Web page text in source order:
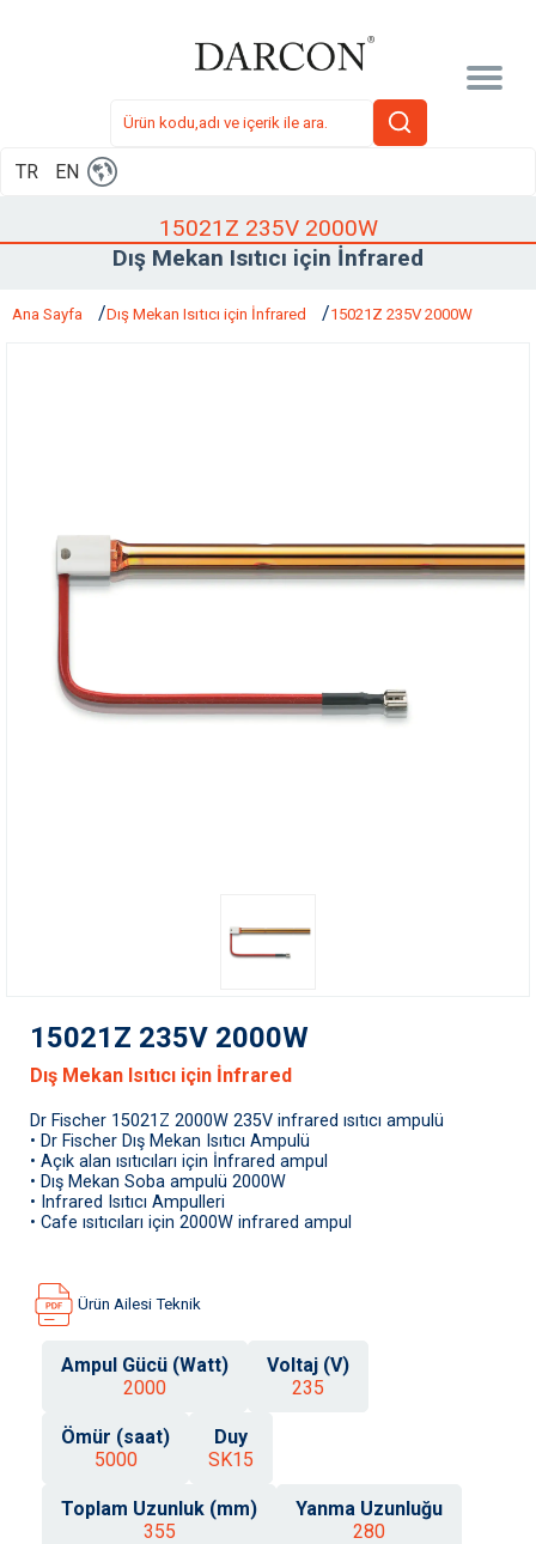
TR EN
15021Z 235V 2000W
Dış Mekan Isıtıcı için İnfrared
Ana Sayfa Dış Mekan Isıtıcı için İnfrared 15021Z 235V 2000W
15021Z 235V 2000W
Dış Mekan Isıtıcı için İnfrared
Dr Fischer 15021Z 2000W 235V infrared ısıtıcı ampulü
• Dr Fischer Dış Mekan Isıtıcı Ampulü
• Açık alan ısıtıcıları için İnfrared ampul
• Dış Mekan Soba ampulü 2000W
• Infrared Isıtıcı Ampulleri
• Cafe ısıtıcıları için 2000W infrared ampul
Ürün Ailesi Teknik
Ampul Gücü (Watt)
2000
Voltaj (V)
235
Ömür (saat)
5000
Duy
SK15
Toplam Uzunluk (mm)
355
Yanma Uzunluğu
280